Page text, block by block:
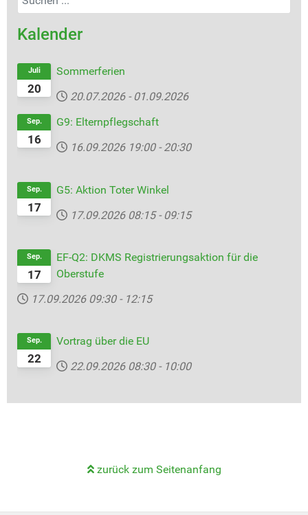
Kalender
20
Juli
Sommerferien
20.07.2026 - 01.09.2026
16
Sep.
G9: Elternpflegschaft
16.09.2026 19:00 - 20:30
17
Sep.
G5: Aktion Toter Winkel
17.09.2026 08:15 - 09:15
17
Sep.
EF-Q2: DKMS Registrierungsaktion für die
Oberstufe
17.09.2026 09:30 - 12:15
22
Sep.
Vortrag über die EU
22.09.2026 08:30 - 10:00
zurück zum Seitenanfang